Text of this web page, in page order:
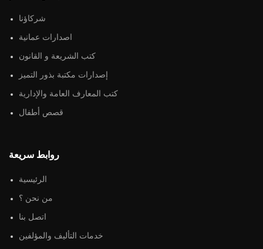
شركاؤنا
اصدارات عمانية
كتب الشريعة و القانون
إصدارات مكتبة بذور التميز
كتب المعارف العامة والإدارية
قصص أطفال
روابط سريعة
الرئيسية
من نحن ؟
اتصل بنا
خدمات التأليف والمؤلفين